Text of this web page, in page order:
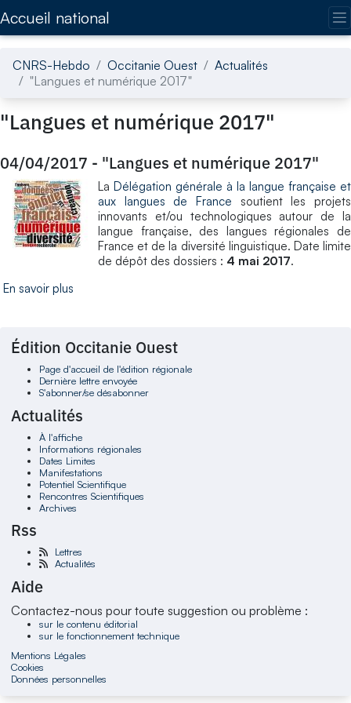
Accueil national
CNRS-Hebdo Occitanie Ouest
Actualités
"Langues et numérique 2017"
"Langues et numérique 2017"
04/04/2017 - "Langues et numérique 2017"
La Délégation générale à la langue française et
aux langues de France soutient les projets
innovants et/ou technologiques autour de la
langue française, des langues régionales de
France et de la diversité linguistique. Date limite
de dépôt des dossiers : 4 mai 2017.
En savoir plus
Édition Occitanie Ouest
Page d'accueil de l'édition régionale
Dernière lettre envoyée
S'abonner/se désabonner
Actualités
À l'affiche
Informations régionales
Dates Limites
Manifestations
Potentiel Scientifique
Rencontres Scientifiques
Archives
Rss
Lettres
Actualités
Aide
Contactez-nous pour toute suggestion ou problème :
sur le contenu éditorial
sur le fonctionnement technique
Mentions Légales
Cookies
Données personnelles